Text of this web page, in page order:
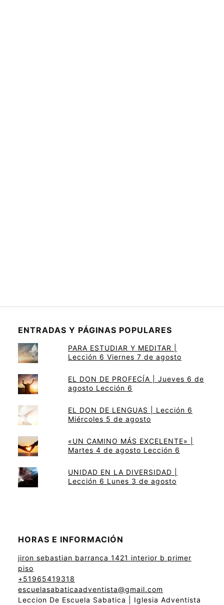
ENTRADAS Y PÁGINAS POPULARES
PARA ESTUDIAR Y MEDITAR |
Lección 6 Viernes 7 de agosto
EL DON DE PROFECÍA | Jueves 6 de
agosto Lección 6
EL DON DE LENGUAS | Lección 6
Miércoles 5 de agosto
«UN CAMINO MÁS EXCELENTE» |
Martes 4 de agosto Lección 6
UNIDAD EN LA DIVERSIDAD |
Lección 6 Lunes 3 de agosto
HORAS E INFORMACIÓN
jiron sebastian barranca 1421 interior b primer
piso
+51965419318
escuelasabaticaadventista@gmail.com
Leccion De Escuela Sabatica | Iglesia Adventista